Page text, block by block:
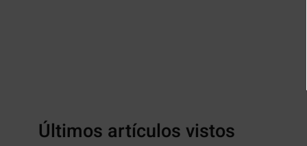
Últimos artículos vistos